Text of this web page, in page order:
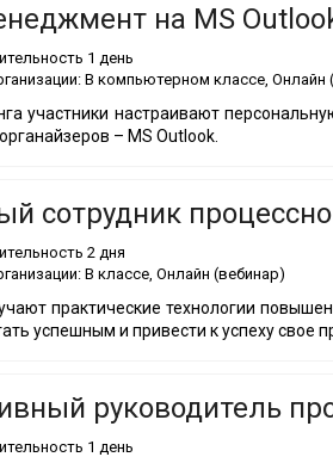
на MS
1 день
В компьютерном классе, Онлайн
участники настраивают
– MS Outlook.
сотрудник
2 дня
В классе, Онлайн (вебинар)
практические технологии
успешным и привести к успеху свое
руководитель
1 день